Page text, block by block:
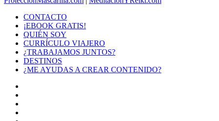
CONTACTO
¡EBOOK GRATIS!
QUIÉN SOY
CURRÍCULO VIAJERO
¿TRABAJAMOS JUNTOS?
DESTINOS
¿ME AYUDAS A CREAR CONTENIDO?